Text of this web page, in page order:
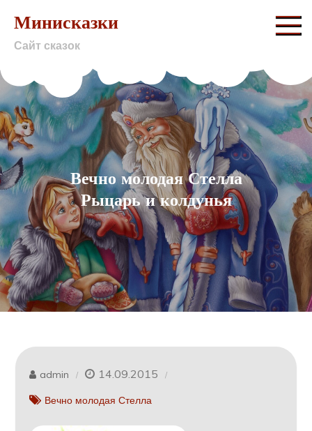
content
Минисказки
Сайт сказок
Вечно молодая Стелла
Рыцарь и колдунья
admin 14.09.2015
Вечно молодая Стелла